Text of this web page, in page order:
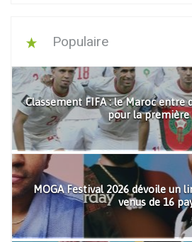
Populaire
Classement FIFA : le Maroc entre
pour la première
MOGA Festival 2026 dévoile un
venus de 16